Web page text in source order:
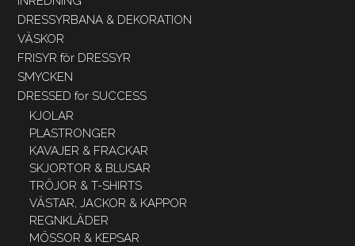
DRESSYRBANA & DEKORATION
VÄSKOR
FRISYR för DRESSYR
SMYCKEN
DRESSED for SUCCESS
KJOLAR
PLASTRONGER
KAVAJER & FRACKAR
SKJORTOR & BLUSAR
TRÖJOR & T-SHIRTS
VÄSTAR, JACKOR & KAPPOR
REGNKLÄDER
MÖSSOR & KEPSAR